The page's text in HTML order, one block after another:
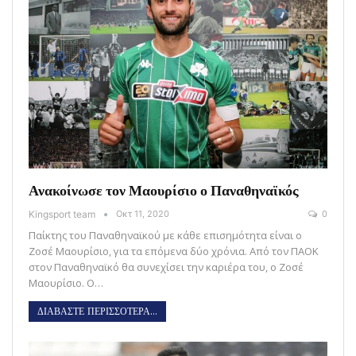
Ανακοίνωσε τον Μαουρίσιο ο Παναθηναϊκός
Kingsport team Οκτ 11, 2020 0
Παίκτης του Παναθηναϊκού με κάθε επισημότητα είναι ο
Ζοσέ Μαουρίσιο, για τα επόμενα δύο χρόνια. Από τον ΠΑΟΚ
στον Παναθηναϊκό θα συνεχίσει την καριέρα του, ο Ζοσέ
Μαουρίσιο. Ο…
ΔΙΑΒΑΣΤΕ ΠΕΡΙΣΣΟΤΕΡΑ...